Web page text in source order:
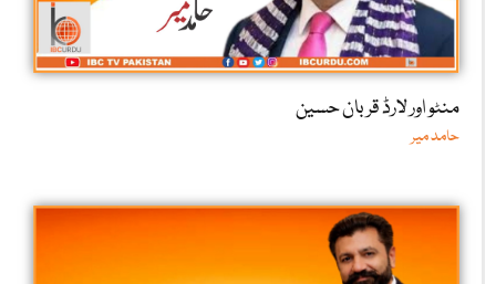
منٹو اور لارڈ قربان حسین
حامد میر